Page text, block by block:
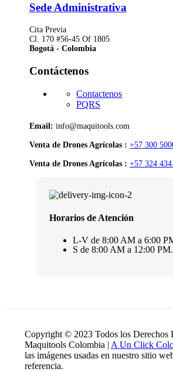
Sede Administrativa
Cita Previa
Cl. 170 #56-45 Of 1805
Bogotá - Colombia
Contáctenos
Contactenos
PQRS
Email: info@maquitools.com
Venta de Drones Agrícolas : +57 300
Venta de Drones Agrícolas : +57 324 434
Horarios de Atención
L-V de 8:00 AM a 6:00
S de 8:00 AM a 12:00 PM.
Copyright © 2023 Todos los Derechos
Maquitools Colombia | A Un Click
las imágenes usadas en nuestro sitio
referencia.